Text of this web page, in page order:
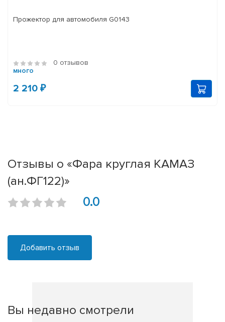
Прожектор для автомобиля G0143
0 отзывов
много
2 210 ₽
Отзывы о «Фара круглая КАМАЗ
(ан.ФГ122)»
0.0
Добавить отзыв
Вы недавно смотрели